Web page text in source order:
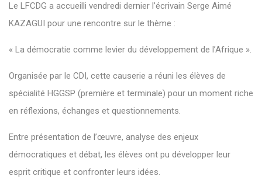
Le LFCDG a accueilli vendredi dernier l’écrivain Serge Aimé
KAZAGUI pour une rencontre sur le thème :
« La démocratie comme levier du développement de l’Afrique ».
Organisée par le CDI, cette causerie a réuni les élèves de
spécialité HGGSP (première et terminale) pour un moment riche
en réflexions, échanges et questionnements.
Entre présentation de l’œuvre, analyse des enjeux
démocratiques et débat, les élèves ont pu développer leur
esprit critique et confronter leurs idées.